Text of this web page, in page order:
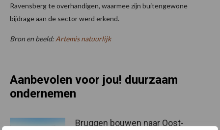
Ravensberg te overhandigen, waarmee zijn buitengewone
bijdrage aan de sector werd erkend.
Bron en beeld: Artemis natuurlijk
Aanbevolen voor jou! duurzaam
ondernemen
Bruggen bouwen naar Oost-